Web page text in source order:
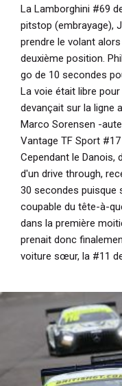
La Lamborghini #69
pitstop (embrayage),
prendre le volant
deuxième position.
go de 10 secondes
La voie était libre pour
devançait sur la ligne
Marco Sorensen -
Vantage TF Sport
Cependant le Danois,
d'un drive through,
30 secondes puisque
coupable du tête-à-
dans la première
prenait donc
voiture sœur, la #11